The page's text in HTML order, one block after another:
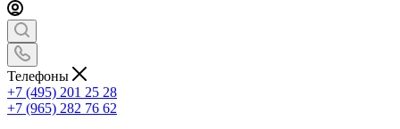
Телефоны
+7 (495) 201 25 28
+7 (965) 282 76 62